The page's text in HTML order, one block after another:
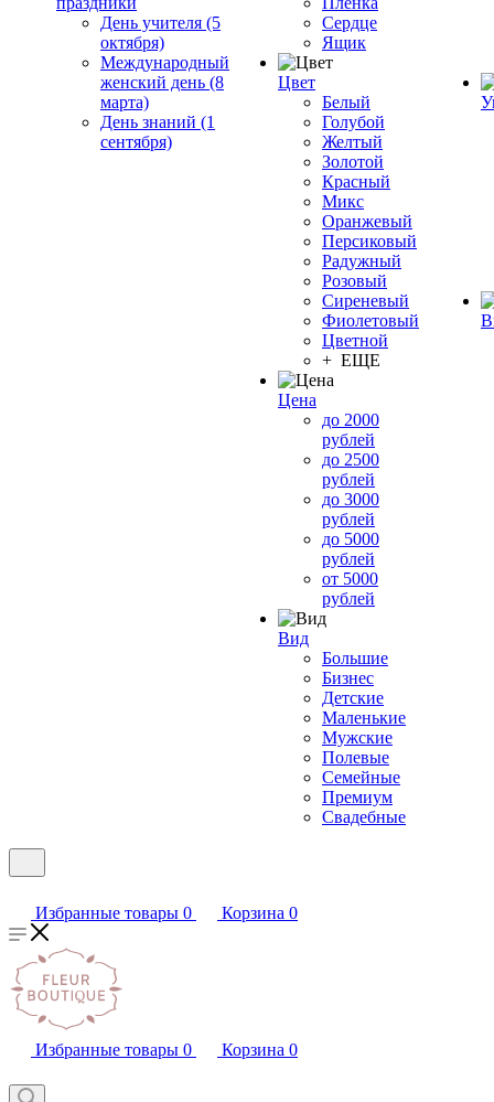
День учителя (5
октября)
Международный
женский день (8
марта)
День знаний (1
сентября)
Сердце
Ящик
Цвет
Белый
Голубой
Желтый
Золотой
Красный
Микс
Оранжевый
Персиковый
Радужный
Розовый
Сиреневый
Фиолетовый
Цветной
+ ЕЩЕ
Цена
до 2000
рублей
до 2500
рублей
до 3000
рублей
до 5000
рублей
от 5000
рублей
Вид
Большие
Бизнес
Детские
Маленькие
Мужские
Полевые
Семейные
Премиум
Свадебные
Избранные товары 0 Корзина 0
Избранные товары 0 Корзина 0